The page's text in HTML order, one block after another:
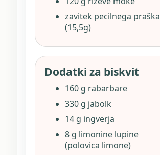
zavitek pecilnega praška
(15,5g)
Dodatki za biskvit
160 g rabarbare
330 g jabolk
14 g ingverja
8 g limonine lupine
(polovica limone)